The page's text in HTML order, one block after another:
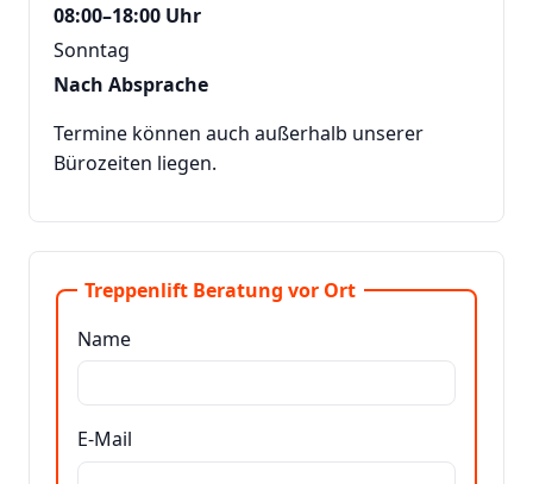
08:00–18:00 Uhr
Sonntag
Nach Absprache
Termine können auch außerhalb unserer
Bürozeiten liegen.
Treppenlift Beratung vor Ort
Name
E-Mail